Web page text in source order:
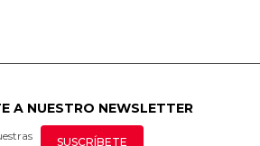
A NUESTRO NEWSLETTER
SUSCRÍBETE